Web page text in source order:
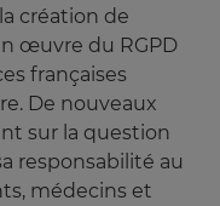
création de
œuvre du RGPD
françaises
De nouveaux
sur la question
responsabilité au
médecins et